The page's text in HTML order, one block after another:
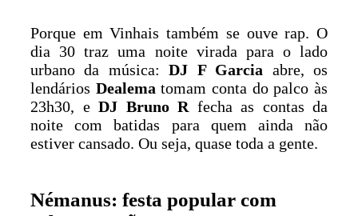
Porque em Vinhais também se ouve rap. O
dia 30 traz uma noite virada para o lado
urbano da música:DJ F Garcia abre, os
lendários Dealema tomam conta do palco às
23h30, e DJ Bruno R fecha as contas da
noite com batidas para quem ainda não
estiver cansado. Ou seja, quase toda a gente.
Némanus: festa popular com